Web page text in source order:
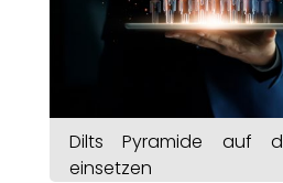
Dilts Pyramide auf
einsetzen